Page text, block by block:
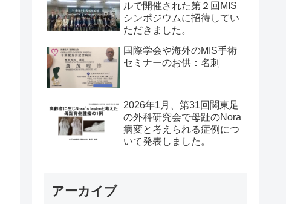
ルで開催された第２回MIS
シンポジウムに招待してい
ただきました。
国際学会や海外のMIS手術
セミナーのお供：名刺
2026年1月、第31回関東足
の外科研究会で母趾のNora
病変と考えられる症例につ
いて発表しました。
アーカイブ